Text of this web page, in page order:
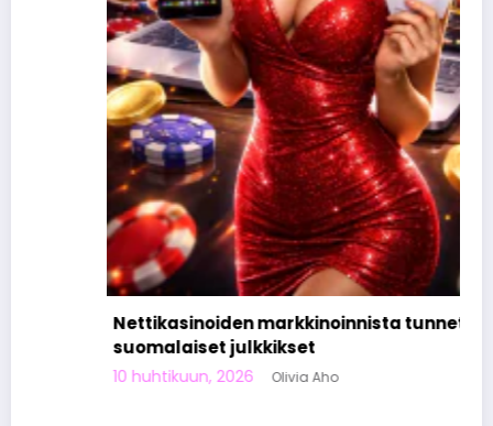
Nettikasinoiden markkinoinnista tunnetut
suomalaiset julkkikset
10 huhtikuun, 2026 Olivia Aho